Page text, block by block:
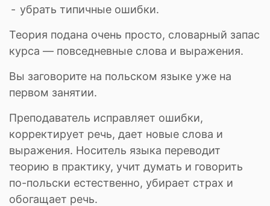
убрать типичные ошибки.
Теория подана очень просто, словарный запас
курса — повседневные слова и выражения.
Вы заговорите на польском языке уже на
первом занятии.
Преподаватель исправляет ошибки,
корректирует речь, дает новые слова и
выражения. Носитель языка переводит
теорию в практику, учит думать и говорить
по-польски естественно, убирает страх и
обогащает речь.